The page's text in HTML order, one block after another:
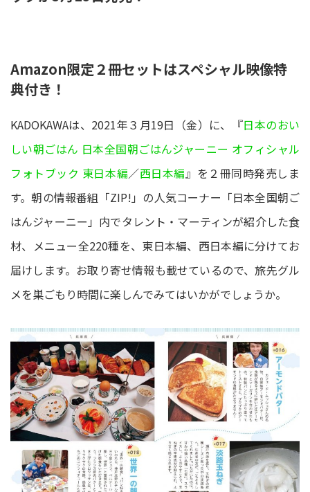
Amazon限定２冊セットはスペシャル映像特
典付き！
KADOKAWAは、2021年３月19日（金）に、『日本のおい
しい朝ごはん 日本全国朝ごはんジャーニー オフィシャル
フォトブック 東日本編／西日本編』を２冊同時発売しま
す。朝の情報番組「ZIP!」の人気コーナー「日本全国朝ご
はんジャーニー」内でタレント・マーティンが紹介した食
材、メニュー全220種を、東日本編、西日本編に分けてお
届けします。お取り寄せ情報も載せているので、旅先グル
メを巣ごもり時間に楽しんでみてはいかがでしょうか。